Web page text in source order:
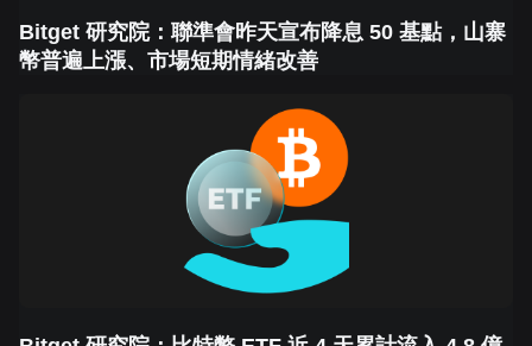
Bitget 研究院：聯準會昨天宣布降息 50 基點，山寨
幣普遍上漲、市場短期情緒改善